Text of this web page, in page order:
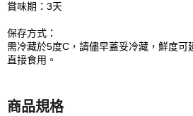
賞味期：3天
保存方式：
需冷藏於5度C，請儘早蓋妥冷藏，鮮度可
直接食用。
商品規格